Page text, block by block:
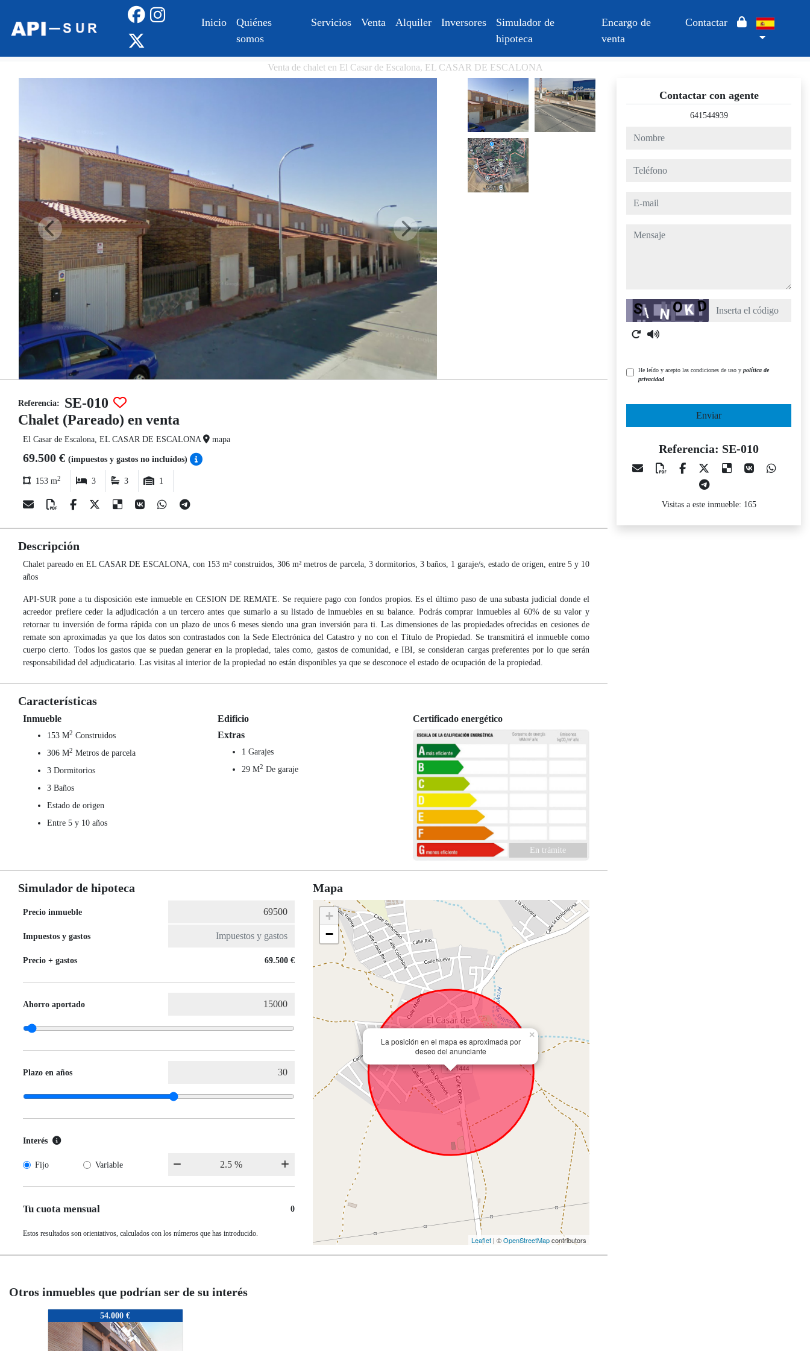
Inicio
Quiénes
somos
Servicios Venta Alquiler Inversores
Simulador de
hipoteca
Encargo de
venta
Contactar
Venta de chalet en El Casar de Escalona, EL CASAR DE ESCALONA
Referencia:
SE-010
Chalet (Pareado) en venta
El Casar de Escalona, EL CASAR DE ESCALONA mapa
69.500 € (impuestos y gastos no incluídos)
153 m2 3 3 1
Descripción
Chalet pareado en EL CASAR DE ESCALONA, con 153 m² construidos, 306 m² metros de parcela, 3 dormitorios, 3 baños, 1 garaje/s, estado de origen, entre 5 y 10
años
API-SUR pone a tu disposición este inmueble en CESION DE REMATE. Se requiere pago con fondos propios. Es el último paso de una subasta judicial donde el
acreedor prefiere ceder la adjudicación a un tercero antes que sumarlo a su listado de inmuebles en su balance. Podrás comprar inmuebles al 60% de su valor y
retornar tu inversión de forma rápida con un plazo de unos 6 meses siendo una gran inversión para ti. Las dimensiones de las propiedades ofrecidas en cesiones de
remate son aproximadas ya que los datos son contrastados con la Sede Electrónica del Catastro y no con el Título de Propiedad. Se transmitirá el inmueble como
cuerpo cierto. Todos los gastos que se puedan generar en la propiedad, tales como, gastos de comunidad, e IBI, se consideran cargas preferentes por lo que serán
responsabilidad del adjudicatario. Las visitas al interior de la propiedad no están disponibles ya que se desconoce el estado de ocupación de la propiedad.
Características
Inmueble
153 M2 Construidos
306 M2 Metros de parcela
3 Dormitorios
3 Baños
Estado de origen
Entre 5 y 10 años
Edificio
Extras
1 Garajes
29 M2 De garaje
Certificado energético
En trámite
Simulador de hipoteca
Precio inmueble
Impuestos y gastos
Precio + gastos 69.500 €
Ahorro aportado
Plazo en años
Interés
Fijo Variable
Tu cuota mensual 0
Estos resultados son orientativos, calculados con los números que has introducido.
Mapa
La posición en el mapa es aproximada por
deseo del anunciante
×
+
−
Leaflet | ©OpenStreetMapcontributors
Contactar con agente
641544939
teléfono
mensaje
Captcha
He leído y acepto las condiciones de uso y política de
privacidad
Enviar
Referencia: SE-010
Visitas a este inmueble: 165
Otros inmuebles que podrían ser de su interés
54.000 €